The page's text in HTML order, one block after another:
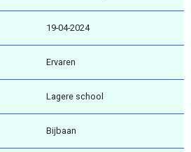
19-04-2024
Ervaren
Lagere school
Bijbaan